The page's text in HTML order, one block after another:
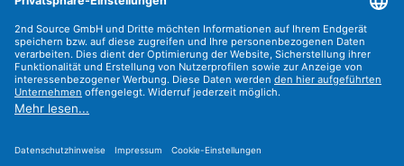
Versandarten
Zahlungsarten
Sicher Einkaufen
Find us on